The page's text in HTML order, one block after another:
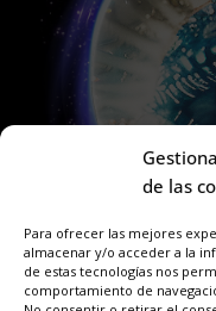
de las
Para ofrecer las mejores
almacenar y/o acceder a la
de estas tecnologías nos
comportamiento de